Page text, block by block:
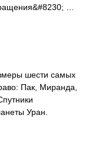
…
шести самых
Пак, Миранда,
Уран.